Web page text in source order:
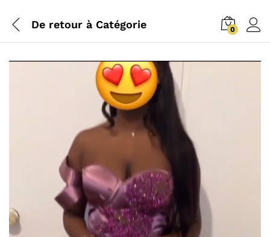
De retour à Catégorie 0